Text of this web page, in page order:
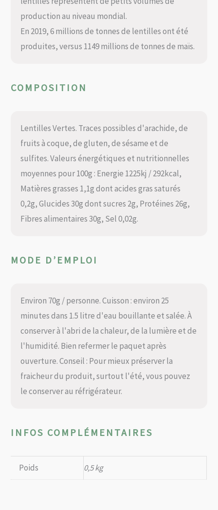
production au niveau mondial.
En 2019, 6 millions de tonnes de lentilles ont été
produites, versus 1149 millions de tonnes de maïs.
COMPOSITION
Lentilles Vertes. Traces possibles d'arachide, de
fruits à coque, de gluten, de sésame et de
sulfites. Valeurs énergétiques et nutritionnelles
moyennes pour 100g : Energie 1225kj / 292kcal,
Matières grasses 1,1g dont acides gras saturés
0,2g, Glucides 30g dont sucres 2g, Protéines 26g,
Fibres alimentaires 30g, Sel 0,02g.
MODE D’EMPLOI
Environ 70g / personne. Cuisson : environ 25
minutes dans 1.5 litre d'eau bouillante et salée. À
conserver à l'abri de la chaleur, de la lumière et de
l'humidité. Bien refermer le paquet après
ouverture. Conseil : Pour mieux préserver la
fraicheur du produit, surtout l'été, vous pouvez
le conserver au réfrigérateur.
INFOS COMPLÉMENTAIRES
Poids 0,5 kg